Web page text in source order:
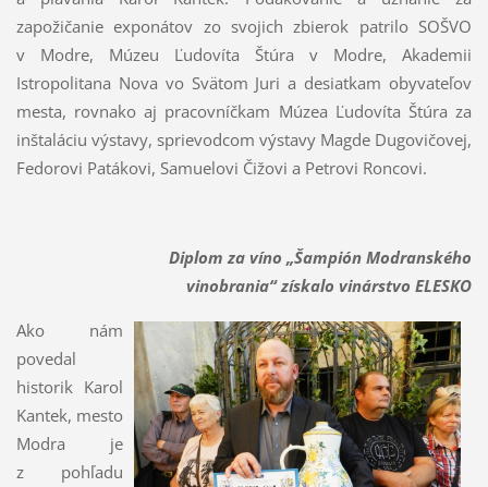
zapožičanie exponátov zo svojich zbierok patrilo SOŠVO
v Modre, Múzeu Ľudovíta Štúra v Modre, Akademii
Istropolitana Nova vo Svätom Juri a desiatkam obyvateľov
mesta, rovnako aj pracovníčkam Múzea Ľudovíta Štúra za
inštaláciu výstavy, sprievodcom výstavy Magde Dugovičovej,
Fedorovi Patákovi, Samuelovi Čižovi a Petrovi Roncovi.
Diplom za víno „Šampión Modranského
vinobrania“ získalo vinárstvo ELESKO
Ako nám
povedal
historik Karol
Kantek, mesto
Modra je
z pohľadu